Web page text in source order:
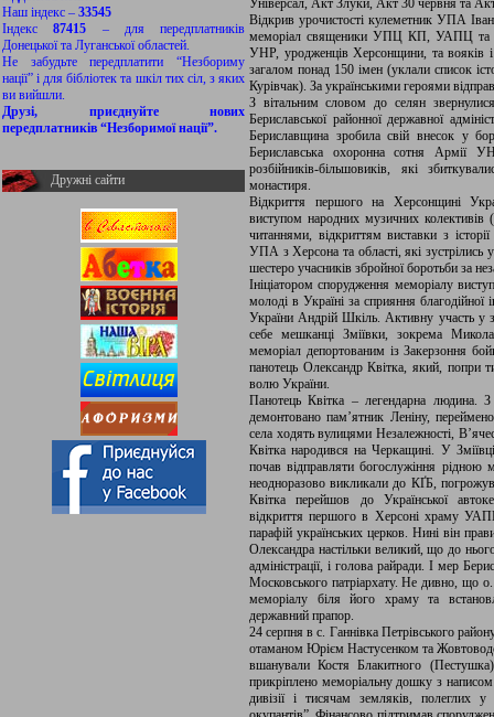
Наш індекс – 33545
Індекс87415 – для передплатників
Донецької та Луганської областей.
Не забудьте передплатити “Незбориму
нації” і для бібліотек та шкіл тих сіл, з яких
ви вийшли.
Друзі, приєднуйте нових
передплатників “Незборимої нації”.
Дружні сайти
Універсал, Акт Злуки, Акт 30 червня та
Відкрив урочистості кулеметник УПА
меморіал священики УПЦ КП, УАПЦ та
УНР, уродженців Херсонщини, та вояків і
загалом понад 150 імен (уклали список
Курівчак). За українськими героями
З вітальним словом до селян
Бериславської районної державної
Бериславщина зробила свій внесок у
Бериславська охоронна сотня Армії
розбійників-більшовиків, які
монастиря.
Відкриття першого на Херсонщині
виступом народних музичних колективів
читаннями, відкриттям виставки з
УПА з Херсона та області, які зустрілись
шестеро учасників збройної боротьби за
Ініціатором спорудження меморіалу
молоді в Україні за сприяння благодійної
України Андрій Шкіль. Активну участь у
себе мешканці Зміївки, зокрема
меморіал депортованим із Закерзоння
панотець Олександр Квітка, який, попри
волю України.
Панотець Квітка – легендарна людина.
демонтовано пам’ятник Леніну,
села ходять вулицями Незалежності,
Квітка народився на Черкащині. У
почав відправляти богослужіння рідною
неодноразово викликали до КҐБ,
Квітка перейшов до Української
відкриття першого в Херсоні храму
парафій українських церков. Нині він
Олександра настільки великий, що до
адміністрації, і голова райради. І мер
Московського патріархату. Не дивно, що
меморіалу біля його храму та
державний прапор.
24 серпня в с. Ганнівка Петрівського
отаманом Юрієм Настусенком та
вшанували Костя Блакитного
прикріплено меморіальну дошку з
дивізії і тисячам земляків, полеглих у